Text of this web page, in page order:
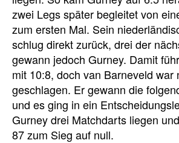
zwei Legs später begleitet von
zum ersten Mal. Sein
schlug direkt zurück, drei der
gewann jedoch Gurney. Damit
mit 10:8, doch van Barneveld war
geschlagen. Er gewann die
und es ging in ein
Gurney drei Matchdarts liegen
87 zum Sieg auf null.